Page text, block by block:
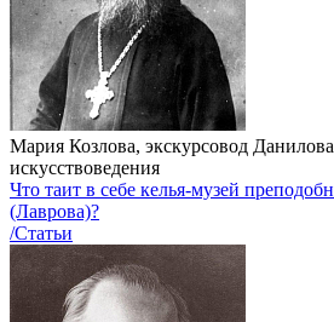
Мария Козлова, экскурсовод
искусствоведения
Что таит в себе келья-музей
(Лаврова)?
/Статьи